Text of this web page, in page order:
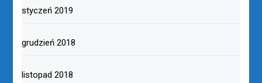
styczeń 2019
grudzień 2018
listopad 2018